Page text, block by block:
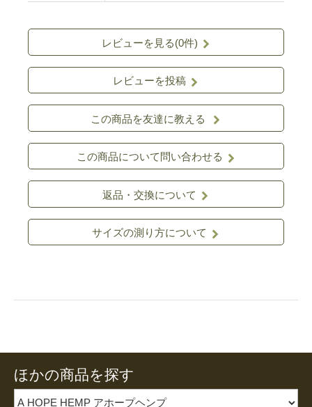
レビューを見る(0件)
レビューを投稿
この商品を友達に教える
この商品について問い合わせる
返品・交換について
サイズの測り方について
ほかの商品を探す